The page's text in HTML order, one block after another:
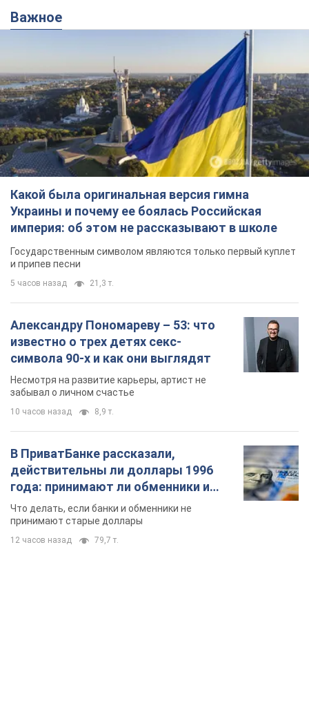
Важное
Какой была оригинальная версия гимна
Украины и почему ее боялась Российская
империя: об этом не рассказывают в школе
Государственным символом являются только первый куплет
и припев песни
5 часов назад 21,3 т.
Александру Пономареву – 53: что
известно о трех детях секс-
символа 90-х и как они выглядят
Несмотря на развитие карьеры, артист не
забывал о личном счастье
10 часов назад 8,9 т.
В ПриватБанке рассказали,
действительны ли доллары 1996
года: принимают ли обменники и
банки такие купюры
Что делать, если банки и обменники не
принимают старые доллары
12 часов назад 79,7 т.